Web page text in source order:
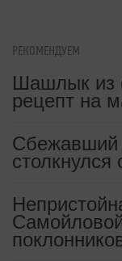
РЕКОМЕНДУЕМ
Шашлык из
рецепт на